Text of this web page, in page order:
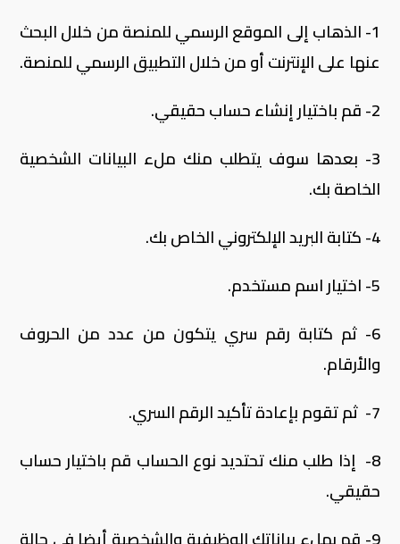
1- الذهاب إلى الموقع الرسمي للمنصة من خلال البحث
عنها على الإنترنت أو من خلال التطبيق الرسمي للمنصة.
2- قم باختيار إنشاء حساب حقيقي.
3- بعدها سوف يتطلب منك ملء البيانات الشخصية
الخاصة بك.
4- كتابة البريد الإلكتروني الخاص بك.
5- اختيار اسم مستخدم.
6- ثم كتابة رقم سري يتكون من عدد من الحروف
والأرقام.
7- ثم تقوم بإعادة تأكيد الرقم السري.
8- إذا طلب منك تحتديد نوع الحساب قم باختيار حساب
حقيقي.